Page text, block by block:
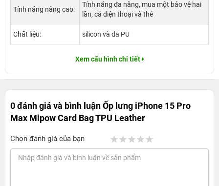
Tính năng nâng cao:
Tính năng đa năng, mua một bảo vệ hai
lần, cả điện thoại và thẻ
Chất liệu: silicon và da PU
Xem cấu hình chi tiết
0 đánh giá và bình luậnỐp lưng iPhone 15 Pro
Max Mipow Card Bag TPU Leather
Chọn đánh giá của bạn